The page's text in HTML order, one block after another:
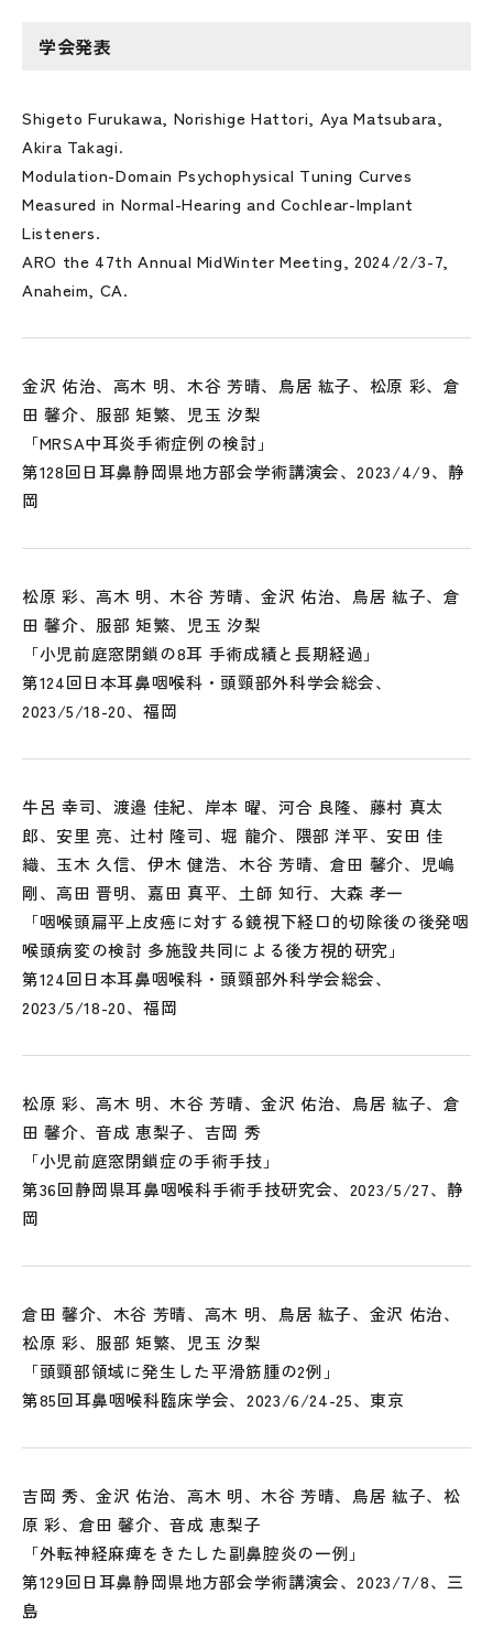
学会発表
Shigeto Furukawa, Norishige Hattori, Aya Matsubara,
Akira Takagi.
Modulation-Domain Psychophysical Tuning Curves
Measured in Normal-Hearing and Cochlear-Implant
Listeners.
ARO the 47th Annual MidWinter Meeting, 2024/2/3-7,
Anaheim, CA.
金沢 佑治、高木 明、木谷 芳晴、鳥居 紘子、松原 彩、倉
田 馨介、服部 矩繁、児玉 汐梨
「MRSA中耳炎手術症例の検討」
第128回日耳鼻静岡県地方部会学術講演会、2023/4/9、静
岡
松原 彩、高木 明、木谷 芳晴、金沢 佑治、鳥居 紘子、倉
田 馨介、服部 矩繁、児玉 汐梨
「小児前庭窓閉鎖の8耳 手術成績と長期経過」
第124回日本耳鼻咽喉科・頭頸部外科学会総会、
2023/5/18-20、福岡
牛呂 幸司、渡邉 佳紀、岸本 曜、河合 良隆、藤村 真太
郎、安里 亮、辻村 隆司、堀 龍介、隈部 洋平、安田 佳
織、玉木 久信、伊木 健浩、木谷 芳晴、倉田 馨介、児嶋
剛、高田 晋明、嘉田 真平、土師 知行、大森 孝一
「咽喉頭扁平上皮癌に対する鏡視下経口的切除後の後発咽
喉頭病変の検討 多施設共同による後方視的研究」
第124回日本耳鼻咽喉科・頭頸部外科学会総会、
2023/5/18-20、福岡
松原 彩、高木 明、木谷 芳晴、金沢 佑治、鳥居 紘子、倉
田 馨介、音成 恵梨子、吉岡 秀
「小児前庭窓閉鎖症の手術手技」
第36回静岡県耳鼻咽喉科手術手技研究会、2023/5/27、静
岡
倉田 馨介、木谷 芳晴、高木 明、鳥居 紘子、金沢 佑治、
松原 彩、服部 矩繁、児玉 汐梨
「頭頸部領域に発生した平滑筋腫の2例」
第85回耳鼻咽喉科臨床学会、2023/6/24-25、東京
吉岡 秀、金沢 佑治、高木 明、木谷 芳晴、鳥居 紘子、松
原 彩、倉田 馨介、音成 恵梨子
「外転神経麻痺をきたした副鼻腔炎の一例」
第129回日耳鼻静岡県地方部会学術講演会、2023/7/8、三
島